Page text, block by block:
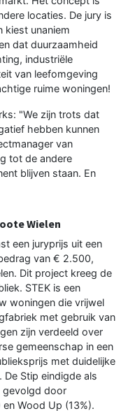
locaties. De jury is
kiest unaniem
dat duurzaamheid
industriële
van leefomgeving
ruime woningen!
"We zijn trots dat
hebben kunnen
van
tot de andere
blijven staan. En
Wielen
een juryprijs uit een
van € 2.500,
Dit project kreeg de
STEK is een
woningen die vrijwel
met gebruik van
zijn verdeeld over
gemeenschap in een
met duidelijke
Stip eindigde als
gevolgd door
Wood Up (13%).